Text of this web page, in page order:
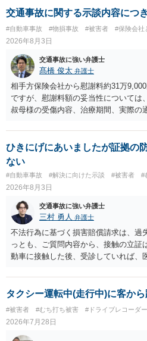
交通事故に関する示談内容につ
#自動車事故 #物損事故 #被害者 #保険会社
2026年8月3日
交通事故に強い弁護士
髙橋 俊太 弁護士
相手方保険会社から慰謝料約31万
ですが、慰謝料額の妥当性については
叔母様の受傷内容、治療期間、実際の
確認する必要があります。保険会社か
は、弁護士が介入することにより増額
で、以下の資料・情報を準備した上で
をお勧めいたします。 ・相手方保険会
示書類 ・叔母様の診断名、けがの内容
・入院の有無、通院回数 ・現在も症
やご家族等が加入している保険に、今
用特約が付帯しているか なお、被害者
で、弁護士が受任する場合には、叔母
る必要があります。日本語での十分
ので、そのあたりのご事情も踏まえて
ひきにげにあいましたが証拠の
ない
#自動車事故 #解決に向けた示談 #被害者 #
2026年8月3日
交通事故に強い弁護士
三村 勇人 弁護士
不法行為に基づく損害賠償請求は、過
っとも、ご質問内容から、接触の立証
動車に接触した後、受診していれば、
士にご相談ください。
タクシー運転中(走行中)に客から
#被害者 #むち打ち被害 #ドライブレコーダ
2026年7月28日